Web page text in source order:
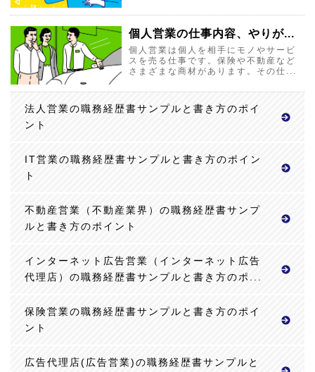
個人営業の仕事内容、やりが...
個人営業は個人を相手にモノやサービ
スを売る仕事です。保険や不動産など
さまざまな商材があります。その仕...
法人営業の職務経歴書サンプルと書き方のポイ
ント
IT営業の職務経歴書サンプルと書き方のポイン
ト
不動産営業（不動産業界）の職務経歴書サンプ
ルと書き方のポイント
インターネット広告営業（インターネット広告
代理店）の職務経歴書サンプルと書き方のポ...
保険営業の職務経歴書サンプルと書き方のポイ
ント
広告代理店(広告営業)の職務経歴書サンプルと